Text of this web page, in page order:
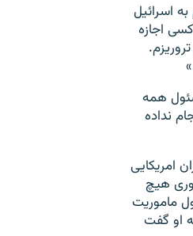
اسرائیل
اجازه
همه
نداده
امریکایی
هیچ
ماموریت
او گفت